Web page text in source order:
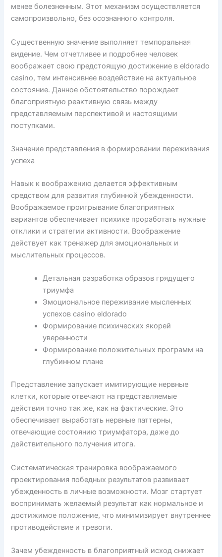
менее болезненным. Этот механизм осуществляется
самопроизвольно, без осознанного контроля.
Существенную значение выполняет темпоральная
видение. Чем отчетливее и подробнее человек
воображает свою предстоящую достижение в eldorado
casino, тем интенсивнее воздействие на актуальное
состояние. Данное обстоятельство порождает
благоприятную реактивную связь между
представляемым перспективой и настоящими
поступками.
Значение представления в формировании переживания
успеха
Навык к воображению делается эффективным
средством для развития глубинной убежденности.
Воображаемое проигрывание благоприятных
вариантов обеспечивает психике проработать нужные
отклики и стратегии активности. Воображение
действует как тренажер для эмоциональных и
мыслительных процессов.
Детальная разработка образов грядущего
триумфа
Эмоциональное переживание мысленных
успехов casino eldorado
Формирование психических якорей
уверенности
Формирование положительных программ на
глубинном плане
Представление запускает имитирующие нервные
клетки, которые отвечают на представляемые
действия точно так же, как на фактические. Это
обеспечивает выработать нервные паттерны,
отвечающие состоянию триумфатора, даже до
действительного получения итога.
Систематическая тренировка воображаемого
проектирования победных результатов развивает
убежденность в личные возможности. Мозг стартует
воспринимать желаемый результат как нормальное и
достижимое положение, что минимизирует внутреннее
противодействие и тревоги.
Зачем убежденность в благоприятный исход снижает